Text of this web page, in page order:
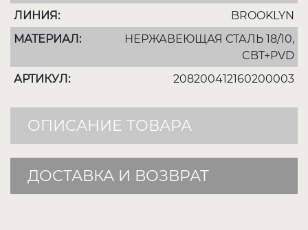
ЛИНИЯ:
BROOKLYN
МАТЕРИАЛ:
НЕРЖАВЕЮЩАЯ СТАЛЬ 18/10,
CBT+PVD
АРТИКУЛ:
208200412160200003
ОПИСАНИЕ ТОВАРА
ДОСТАВКА И ВОЗВРАТ